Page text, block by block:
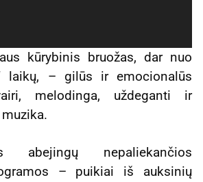
kūrybinis bruožas, dar nuo
laikų, – gilūs ir emocionalūs
melodinga, uždeganti ir
abejingų nepaliekančios
– puikiai iš auksinių